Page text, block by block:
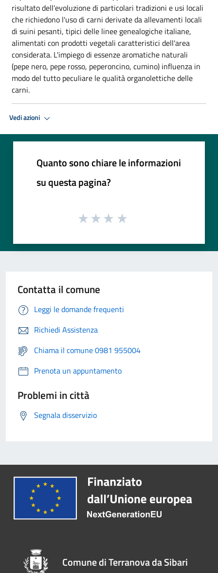
risultato dell'evoluzione di particolari tradizioni e usi locali
che richiedono l'uso di carni derivate da allevamenti locali
di suini pesanti, tipici delle linee genealogiche italiane,
alimentati con prodotti vegetali caratteristici dell'area
considerata. L'impiego di essenze aromatiche naturali
(pepe nero, pepe rosso, peperoncino, cumino) influenza in
modo del tutto peculiare le qualità organolettiche delle
carni.
Vedi azioni
Quanto sono chiare le informazioni
su questa pagina?
Contatta il comune
Leggi le domande frequenti
Richiedi Assistenza
Chiama il comune 0981 955004
Prenota un appuntamento
Problemi in città
Segnala disservizio
Comune di Terranova da Sibari